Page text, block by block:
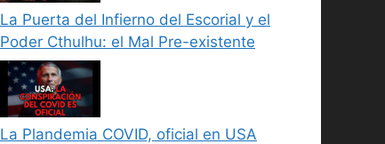
La Puerta del Infierno del Escorial y el
Poder Cthulhu: el Mal Pre-existente
La Plandemia COVID, oficial en USA